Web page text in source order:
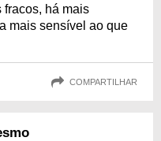
fracos, há mais
mais sensível ao que
COMPARTILHAR